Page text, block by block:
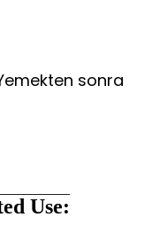
sonra
Use: